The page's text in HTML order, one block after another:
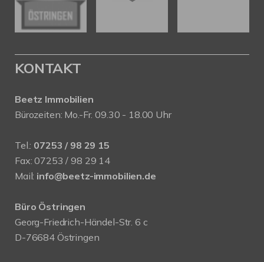
KONTAKT
Beetz Immobilien
Bürozeiten: Mo.-Fr. 09.30 - 18.00 Uhr
Tel.: 07253 / 98 29 15
Fax: 07253 / 98 29 14
Mail: info@beetz-immobilien.de
Büro Östringen
Georg-Friedrich-Händel-Str. 6 c
D-76684 Östringen